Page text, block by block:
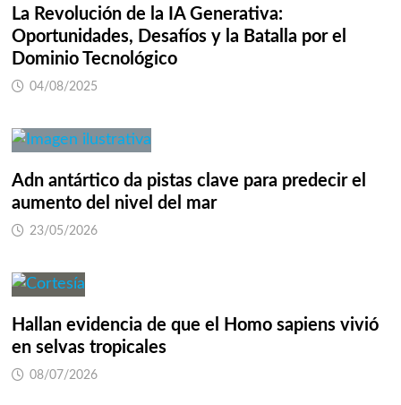
La Revolución de la IA Generativa:
Oportunidades, Desafíos y la Batalla por el
Dominio Tecnológico
04/08/2025
Adn antártico da pistas clave para predecir el
aumento del nivel del mar
23/05/2026
Hallan evidencia de que el Homo sapiens vivió
en selvas tropicales
08/07/2026